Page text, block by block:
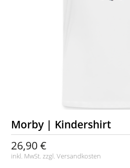
Morby | Kindershirt
26,90 €
inkl. MwSt. zzgl.Versandkosten